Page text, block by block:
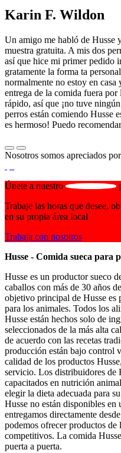
Karin F. Wildon
Un amigo me habló de Husse
muestra gratuita. A mis dos
así que hice mi primer pedido
gratamente la forma ta
normalmente no estoy en
entrega de la comida fuera
rápido, así que ¡no tuve
perros están comiendo Husse
es hermoso! Puedo
Nosotros somos apreciados por
Únete a nuestro
Trabaje las horas que desee,
en su propia área local
Trabaja con nosotros
Husse - Comida sueca para
Husse es un productor sueco
caballos con más de 30 años
objetivo principal de Husse es
para los animales. Todos los
Husse están hechos solo de
seleccionados de la más alta
de acuerdo con las recetas
producción están bajo control
calidad de los productos
servicio. Los distribuidores de
capacitados en nutrición
elegir la dieta adecuada para
Husse no están disponibles
entregamos directamente
podemos ofrecer productos de
competitivos. La comida
puerta a puerta.